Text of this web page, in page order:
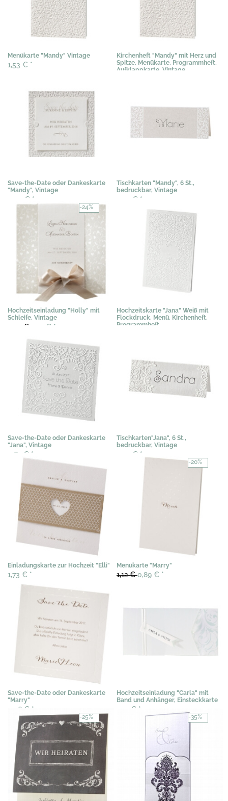
Menükarte "Mandy" Vintage
1,53 € *
Kirchenheft "Mandy" mit Herz und
Spitze, Menükarte, Programmheft,
Aufklappkarte, Vintage
Save-the-Date oder Dankeskarte
"Mandy", Vintage
0,40 € *
Tischkarten "Mandy", 6 St.,
bedruckbar, Vintage
3,07 € *
-24%
Hochzeitseinladung "Holly" mit
Schleife, Vintage
3,02 € 2,29 € *
Hochzeitskarte "Jana" Weiß mit
Flockdruck, Menü, Kirchenheft,
Programmheft
Save-the-Date oder Dankeskarte
"Jana", Vintage
0,67 € *
Tischkarten"Jana", 6 St.,
bedruckbar, Vintage
3,07 € *
Einladungskarte zur Hochzeit "Elli"
1,73 € *
-20%
Menükarte "Marry"
1,12 €0,89 € *
Save-the-Date oder Dankeskarte
"Marry"
0,36 € *
Hochzeitseinladung "Carla" mit
Band und Anhänger, Einsteckkarte
2,72 € *
-25% -35%